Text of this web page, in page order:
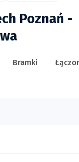
Poznań -
Bramki